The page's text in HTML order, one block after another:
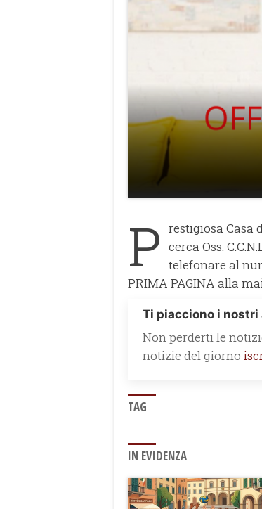
P restigiosa Casa
cerca Oss.
telefonare al
PRIMA PAGINA alla
Ti piacciono i nostri
Non perderti le
notizie del giorno
TAG
IN EVIDENZA